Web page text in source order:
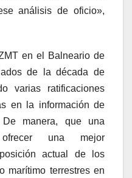
análisis de oficio»,
en el Balneario de
de la década de
varias ratificaciones
en la información de
manera, que una
una mejor
actual de los
marítimo terrestres en